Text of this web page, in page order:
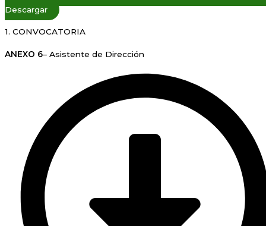
Descargar
1. CONVOCATORIA
ANEXO 6– Asistente de Dirección